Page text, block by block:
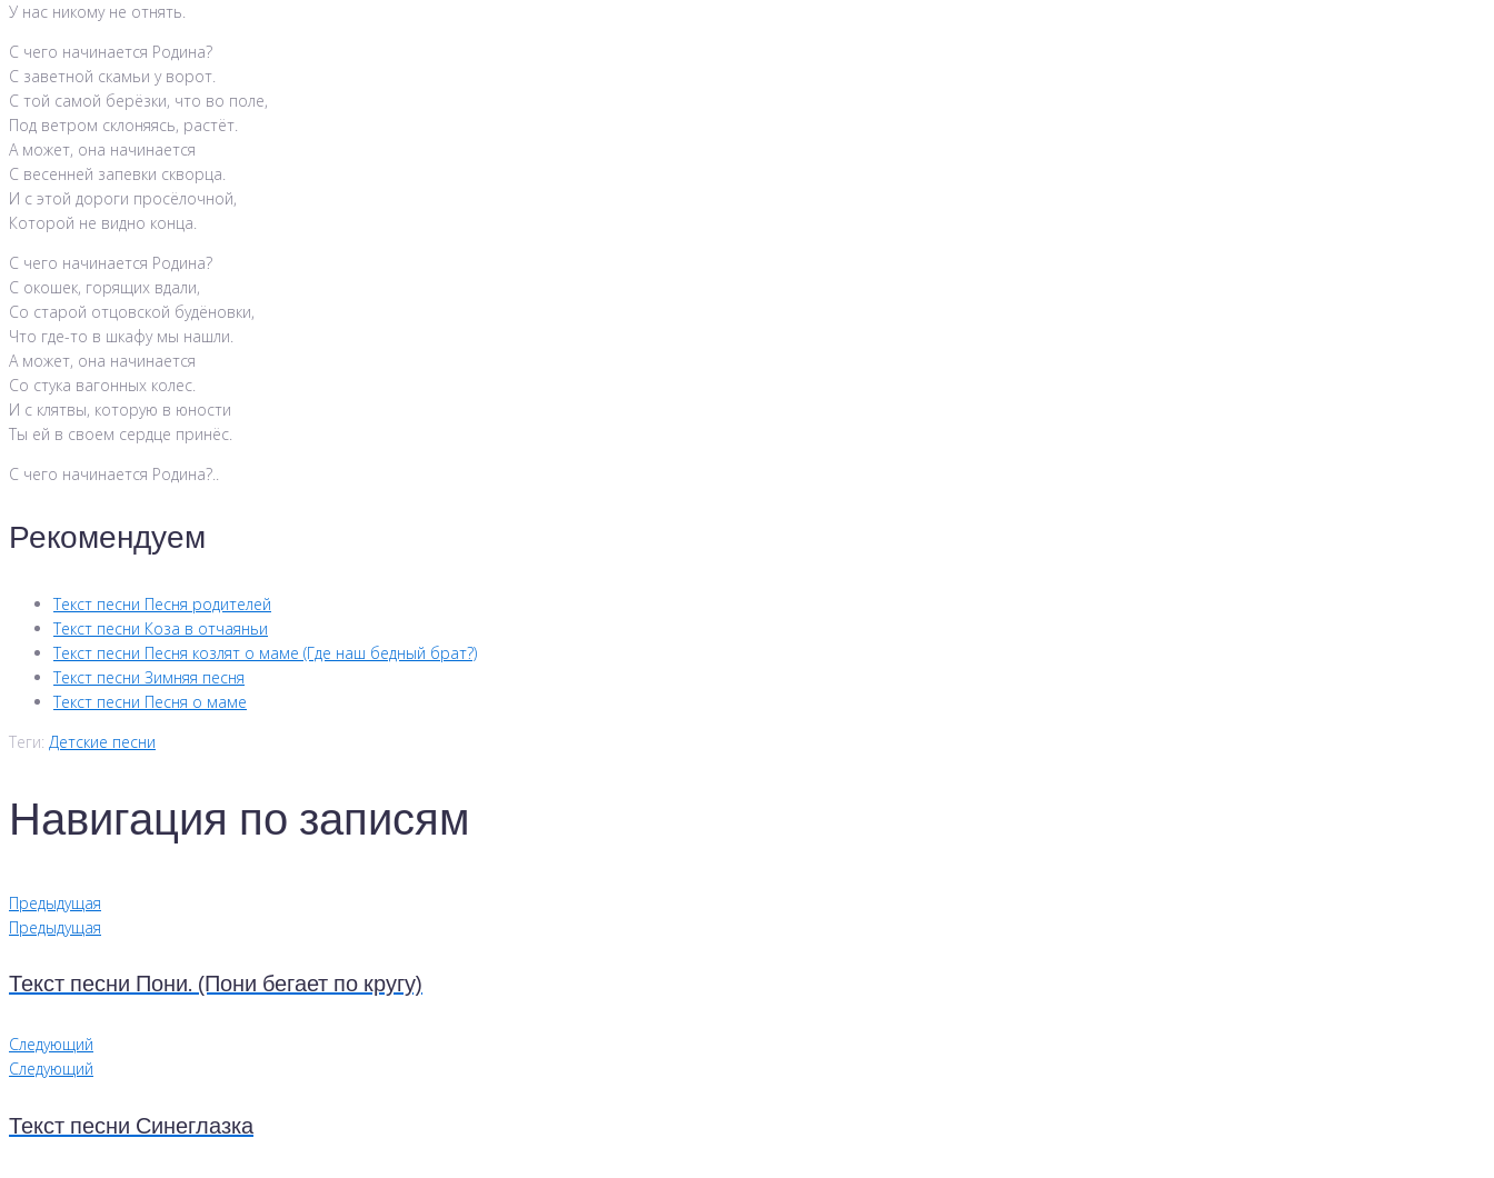
У нас никому не отнять.
С чего начинается Родина?
С заветной скамьи у ворот.
С той самой берёзки, что во поле,
Под ветром склоняясь, растёт.
А может, она начинается
С весенней запевки скворца.
И с этой дороги просёлочной,
Которой не видно конца.
С чего начинается Родина?
С окошек, горящих вдали,
Со старой отцовской будёновки,
Что где-то в шкафу мы нашли.
А может, она начинается
Со стука вагонных колес.
И с клятвы, которую в юности
Ты ей в своем сердце принёс.
С чего начинается Родина?..
Рекомендуем
Текст песни Песня родителей
Текст песни Коза в отчаяньи
Текст песни Песня козлят о маме (Где наш бедный брат?)
Текст песни Зимняя песня
Текст песни Песня о маме
Теги: Детские песни
Навигация по записям
Предыдущая
Предыдущая
Текст песни Пони. (Пони бегает по кругу)
Следующий
Следующий
Текст песни Синеглазка